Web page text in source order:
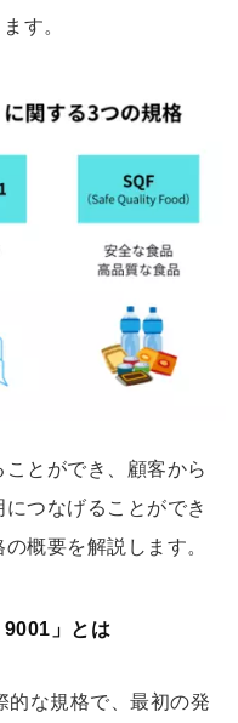
す。
とができ、顧客から
つなげることができ
概要を解説します。
」とは
な規格で、最初の発